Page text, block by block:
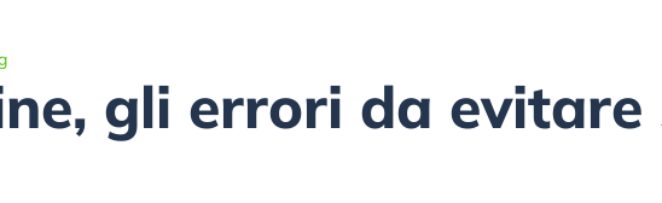
gli errori da evitare